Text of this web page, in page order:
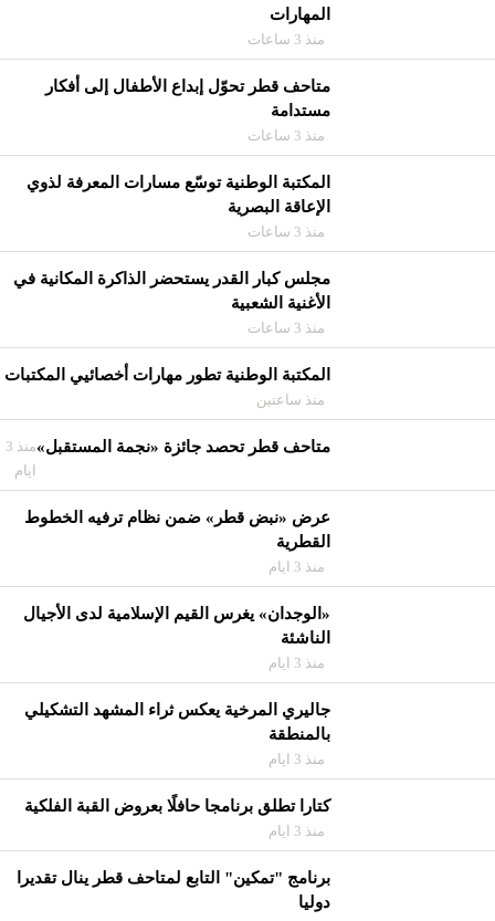
المهارات
منذ 3 ساعات
متاحف قطر تحوّل إبداع الأطفال إلى أفكار
مستدامة
منذ 3 ساعات
المكتبة الوطنية توسّع مسارات المعرفة لذوي
الإعاقة البصرية
منذ 3 ساعات
مجلس كبار القدر يستحضر الذاكرة المكانية في
الأغنية الشعبية
منذ 3 ساعات
المكتبة الوطنية تطور مهارات أخصائيي المكتبات
منذ ساعتين
متاحف قطر تحصد جائزة «نجمة المستقبل»
منذ 3
ايام
عرض «نبض قطر» ضمن نظام ترفيه الخطوط
القطرية
منذ 3 ايام
«الوجدان» يغرس القيم الإسلامية لدى الأجيال
الناشئة
منذ 3 ايام
جاليري المرخية يعكس ثراء المشهد التشكيلي
بالمنطقة
منذ 3 ايام
كتارا تطلق برنامجا حافلًا بعروض القبة الفلكية
منذ 3 ايام
برنامج "تمكين" التابع لمتاحف قطر ينال تقديرا
دوليا